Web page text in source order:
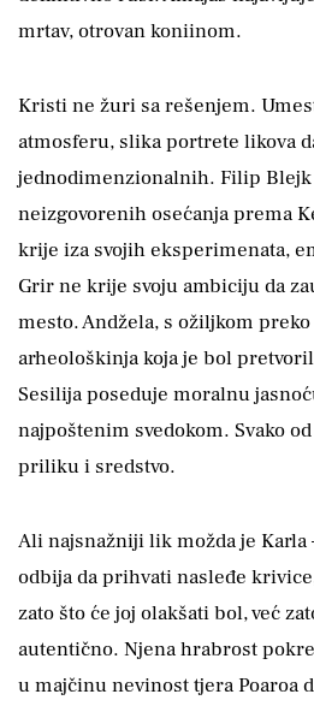
mrtav, otrovan koniinom.
Kristi ne žuri sa rešenjem.
atmosferu, slika portrete likova
jednodimenzionalnih. Filip
neizgovorenih osećanja prema
krije iza svojih eksperimenata,
Grir ne krije svoju ambiciju da
mesto. Andžela, s ožiljkom
arheološkinja koja je bol
Sesilija poseduje moralnu
najpoštenim svedokom. Svako
priliku i sredstvo.
Ali najsnažniji lik možda je Karla
odbija da prihvati nasleđe
zato što će joj olakšati bol, već
autentično. Njena hrabrost
u majčinu nevinost tjera Poaroa